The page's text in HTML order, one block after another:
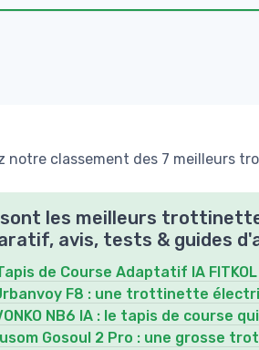
notre classement des 7 meilleurs
sont les meilleurs
avis, tests & guides
de Course Adaptatif IA
F8 : une trottinette
NB6 IA : le tapis de
Gosoul 2 Pro : une grosse